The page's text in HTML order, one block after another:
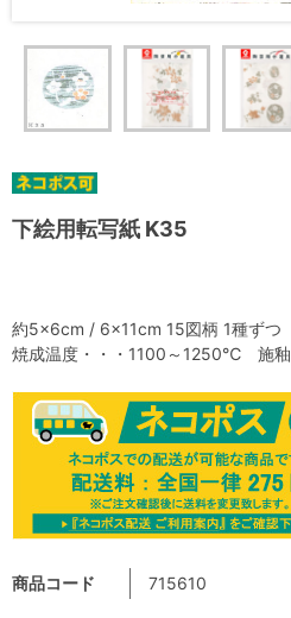
下絵用転写紙 K35
商品コード 715610
約5×6cm / 6×11cm 15図柄 1種ずつ
焼成温度・・・1100～1250℃ 施釉